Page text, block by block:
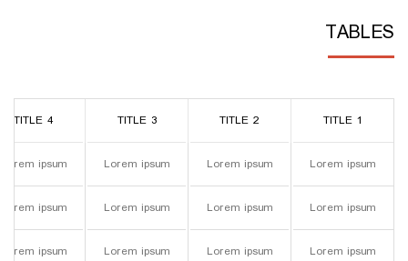
TABLES
TITLE 1
TITLE 2
TITLE 3
TITLE 4
Lorem ipsum
Lorem ipsum
Lorem ipsum
Lorem ipsum
Lorem ipsum
Lorem ipsum
Lorem ipsum
Lorem ipsum
Lorem ipsum
Lorem ipsum
Lorem ipsum
Lorem ipsum